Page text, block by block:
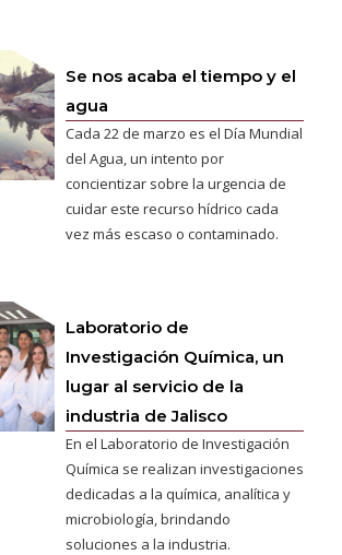
Se nos acaba el tiempo y el
agua
Cada 22 de marzo es el Día Mundial
del Agua, un intento por
concientizar sobre la urgencia de
cuidar este recurso hídrico cada
vez más escaso o contaminado.
Laboratorio de
Investigación Química, un
lugar al servicio de la
industria de Jalisco
En el Laboratorio de Investigación
Química se realizan investigaciones
dedicadas a la química, analítica y
microbiología, brindando
soluciones a la industria.